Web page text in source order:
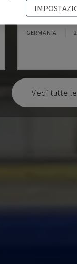
POINT 2
VITAP - CENTRO
GERMANIA
Vedi tutte